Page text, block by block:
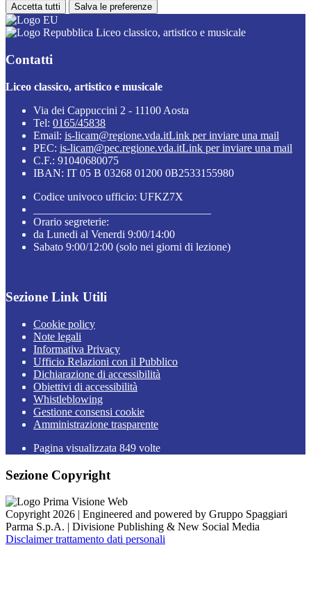
Accetta tutti Salva le preferenze
Liceo classico, artistico e musicale
Contatti
Liceo classico, artistico e musicale
Via dei Cappuccini 2 - 11100 Aosta
Tel: 0165/45838
Email: is-licam@regione.vda.itLink per inviare una mail
PEC: is-licam@pec.regione.vda.itLink per inviare una mail
C.F.: 91040680075
IBAN: IT 05 B 03268 01200 0B2533155980
Codice univoco ufficio: UFKZ7X
Orario segreterie:
da Lunedi al Venerdi 9:00/14:00
Sabato 9:00/12:00 (solo nei giorni di lezione)
Sezione Link Utili
Cookie policy
Note legali
Informativa Privacy
Ufficio Relazioni con il Pubblico
Dichiarazione di accessibilità
Obiettivi di accessibilità
Whistleblowing
Gestione consensi cookie
Amministrazione trasparente
Pagina visualizzata 849 volte
Sezione Copyright
Copyright 2026 | Engineered and powered by Gruppo Spaggiari
Parma S.p.A. | Divisione Publishing & New Social Media
Disclaimer trattamento dati personali